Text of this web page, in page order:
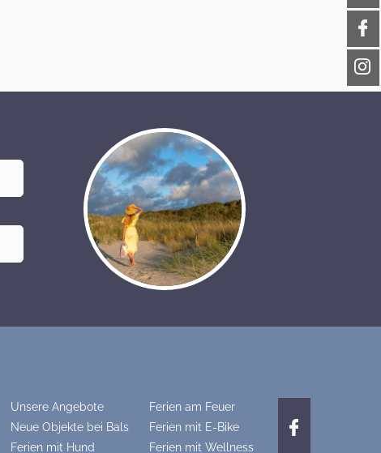
Unsere Angebote
Ferien am Feuer
Neue Objekte bei Bals
Ferien mit E-Bike
Ferien mit Hund
Ferien mit Wellness